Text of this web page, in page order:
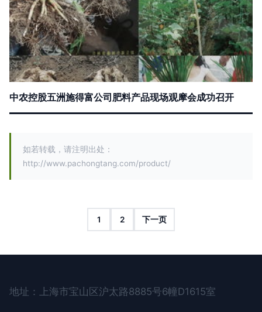
中农控股五洲施得富公司肥料产品现场观摩会成功召开
如若转载，请注明出处：
http://www.pachongtang.com/product/
1 2 下一页
地址：上海市宝山区沪太路8885号6幢D1615室